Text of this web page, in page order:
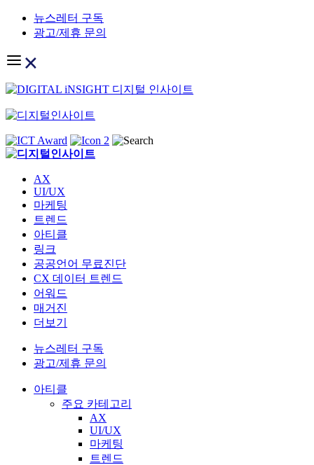
Skip
content
뉴스레터 구독
광고/제휴 문의
AX
UI/UX
마케팅
트렌드
아티클
링크
공공언어 무료진단
CX 데이터 트렌드
어워드
매거진
더보기
뉴스레터 구독
광고/제휴 문의
아티클
주요 카테고리
AX
UI/UX
마케팅
트렌드